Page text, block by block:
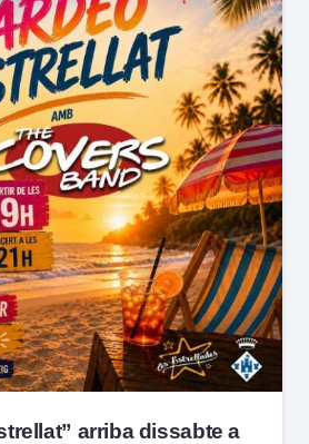
arriba dissabte a